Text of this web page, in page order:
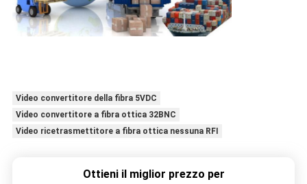
Video convertitore della fibra 5VDC
Video convertitore a fibra ottica 32BNC
Video ricetrasmettitore a fibra ottica nessuna RFI
Ottieni il miglior prezzo per